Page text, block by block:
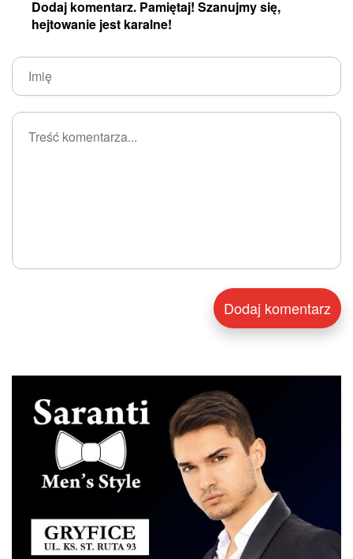
Dodaj komentarz. Pamiętaj! Szanujmy się,
hejtowanie jest karalne!